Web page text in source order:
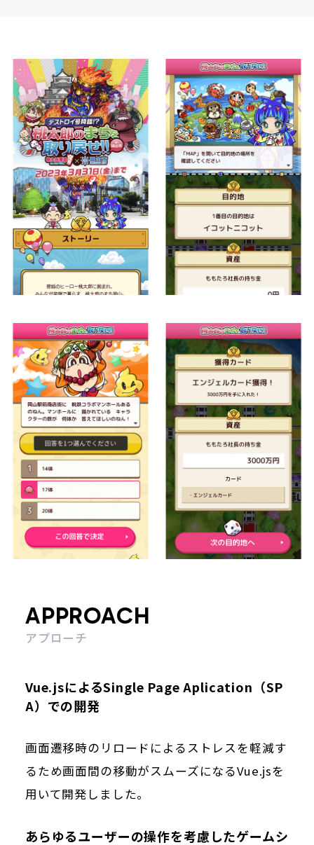
APPROACH
アプローチ
Vue.jsによるSingle Page Aplication（SP
A）での開発
画面遷移時のリロードによるストレスを軽減す
るため画面間の移動がスムーズになるVue.jsを
用いて開発しました。
あらゆるユーザーの操作を考慮したゲームシ